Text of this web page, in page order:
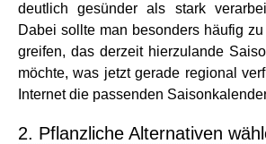
deutlich gesünder als stark
Dabei sollte man besonders häufig
greifen, das derzeit hierzulande
möchte, was jetzt gerade regional
Internet die passenden
2. Pflanzliche Alternativen